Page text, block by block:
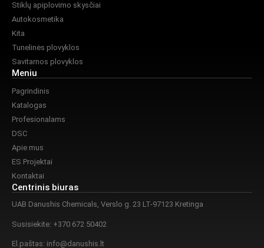
Stiklų apiplovimo skysčiai
Autokosmetika
Kita
Tunelinės plovyklos
Savitarnos plovyklos
Meniu
Pagrindinis
Katalogas
Profesionalams
DSC
Apie mus
ES Projektai
Kontaktai
Centrinis biuras
UAB Danushis Chemicals, Verslo g. 23 LT-97123 Kretinga
Susisiekite: +370 672 50402
El.paštas: info@danushis.lt